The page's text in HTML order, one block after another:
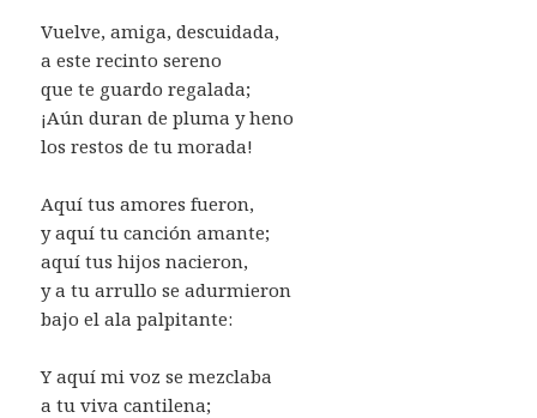
Vuelve, amiga, descuidada,
a este recinto sereno
que te guardo regalada;
¡Aún duran de pluma y heno
los restos de tu morada!
Aquí tus amores fueron,
y aquí tu canción amante;
aquí tus hijos nacieron,
y a tu arrullo se adurmieron
bajo el ala palpitante:
Y aquí mi voz se mezclaba
a tu viva cantilena;